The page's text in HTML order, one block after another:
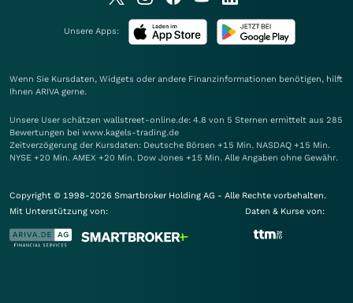
Unsere Apps:
Wenn Sie Kursdaten, Widgets oder andere Finanzinformationen benötigen, hilft
Ihnen ARIVA gerne.
Unsere User schätzen wallstreet-online.de: 4.8 von 5 Sternen ermittelt aus 285
Bewertungen bei www.kagels-trading.de
Zeitverzögerung der Kursdaten: Deutsche Börsen +15 Min. NASDAQ +15 Min.
NYSE +20 Min. AMEX +20 Min. Dow Jones +15 Min. Alle Angaben ohne Gewähr.
Copyright © 1998-2026 Smartbroker Holding AG - Alle Rechte vorbehalten.
Mit Unterstützung von:
Daten & Kurse von: